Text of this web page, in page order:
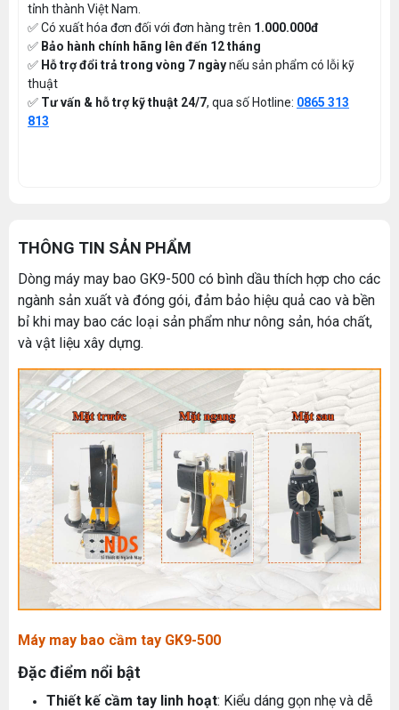
tỉnh thành Việt Nam.
✅ Có xuất hóa đơn đối với đơn hàng trên 1.000.000đ
✅ Bảo hành chính hãng lên đến 12 tháng
✅ Hỗ trợ đổi trả trong vòng 7 ngàynếu sản phẩm có lỗi kỹ
thuật
✅ Tư vấn & hỗ trợ kỹ thuật 24/7, qua số Hotline: 0865 313
813
THÔNG TIN SẢN PHẨM
Dòng máy may bao GK9-500 có bình dầu thích hợp cho các
ngành sản xuất và đóng gói, đảm bảo hiệu quả cao và bền
bỉ khi may bao các loại sản phẩm như nông sản, hóa chất,
và vật liệu xây dựng.
Máy may bao cầm tay GK9-500
Đặc điểm nổi bật
Thiết kế cầm tay linh hoạt: Kiểu dáng gọn nhẹ và dễ